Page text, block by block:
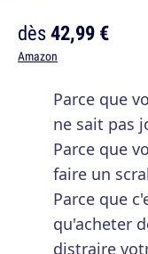
dès42,99 €
Amazon
Parce que
ne sait pas
Parce que
faire un
Parce que
qu'acheter
distraire